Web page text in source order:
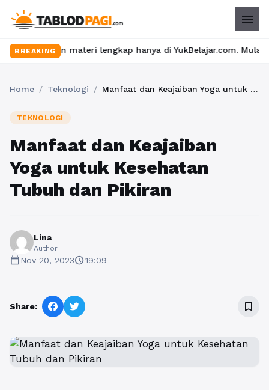
menu
BREAKING
materi lengkap hanya di YukBelajar.com. Mulai langkah
Home / Teknologi / Manfaat dan Keajaiban Yoga untuk Kesehatan Tubuh dan Pikiran
TEKNOLOGI
Manfaat dan Keajaiban
Yoga untuk Kesehatan
Tubuh dan Pikiran
Lina
Author
calendar_todayNov 20, 2023schedule19:09
Share: bookmark_border